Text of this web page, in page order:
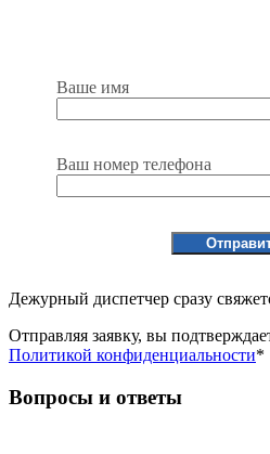
Ваше имя
Ваш номер телефона
Дежурный диспетчер сразу
Отправляя заявку, вы
Политикой конфиденциальности*
Вопросы и ответы